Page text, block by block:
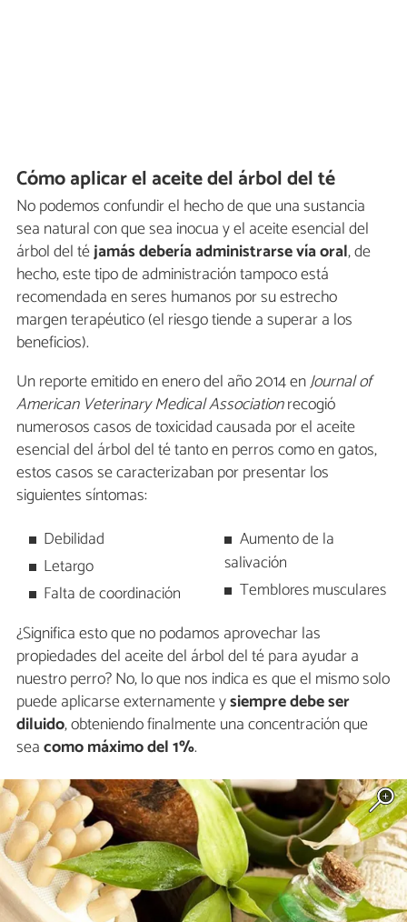
Cómo aplicar el aceite del árbol del té
No podemos confundir el hecho de que una sustancia
sea natural con que sea inocua y el aceite esencial del
árbol del téjamás debería administrarse vía oral, de
hecho, este tipo de administración tampoco está
recomendada en seres humanos por su estrecho
margen terapéutico (el riesgo tiende a superar a los
beneficios).
Un reporte emitido en enero del año 2014 enJournal of
American Veterinary Medical Associationrecogió
numerosos casos de toxicidad causada por el aceite
esencial del árbol del té tanto en perros como en gatos,
estos casos se caracterizaban por presentar los
siguientes síntomas:
Debilidad
Letargo
Falta de coordinación
Aumento de la
salivación
Temblores musculares
¿Significa esto que no podamos aprovechar las
propiedades del aceite del árbol del té para ayudar a
nuestro perro? No, lo que nos indica es que el mismo solo
puede aplicarse externamente ysiempre debe ser
diluido, obteniendo finalmente una concentración que
seacomo máximo del 1%.